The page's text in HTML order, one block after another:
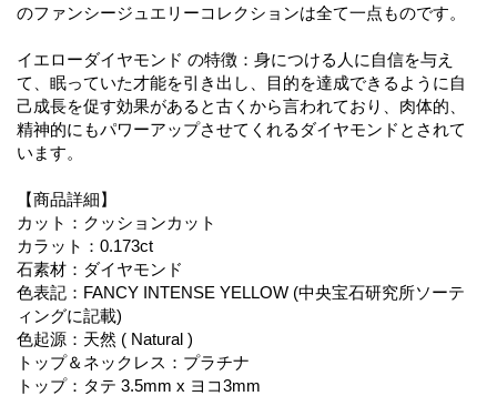
のファンシージュエリーコレクションは全て一点ものです。
イエローダイヤモンド の特徴：身につける人に自信を与え
て、眠っていた才能を引き出し、目的を達成できるように自
己成長を促す効果があると古くから言われており、肉体的、
精神的にもパワーアップさせてくれるダイヤモンドとされて
います。
【商品詳細】
カット：クッションカット
カラット：0.173ct
石素材：ダイヤモンド
色表記：FANCY INTENSE YELLOW (中央宝石研究所ソーテ
ィングに記載)
色起源：天然 ( Natural )
トップ＆ネックレス：プラチナ
トップ：タテ 3.5mm x ヨコ3mm